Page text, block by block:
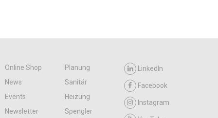
Online Shop
Planung
News
Sanitär
Events
Heizung
Newsletter
Spengler
LinkedIn
Facebook
Instagram